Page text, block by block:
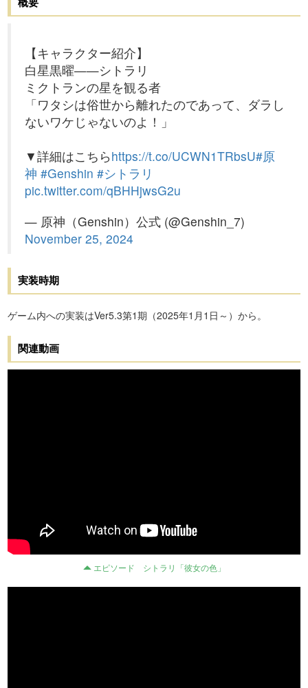
【キャラクター紹介】
白星黒曜——シトラリ
ミクトランの星を観る者
「ワタシは俗世から離れたのであって、ダラし
ないワケじゃないのよ！」
▼詳細はこちらhttps://t.co/UCWN1TRbsU#原
神 #Genshin #シトラリ
pic.twitter.com/qBHHjwsG2u
— 原神（Genshin）公式 (@Genshin_7)
November 25, 2024
実装時期
ゲーム内への実装はVer5.3第1期（2025年1月1日～）から。
関連動画
エピソード シトラリ「彼女の色」